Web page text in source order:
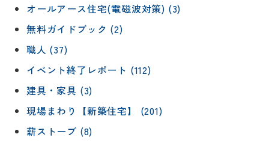
オールアース住宅(電磁波対策) (3)
無料ガイドブック (2)
職人 (37)
イベント終了レポート (112)
建具・家具 (3)
現場まわり【新築住宅】 (201)
薪ストーブ (8)